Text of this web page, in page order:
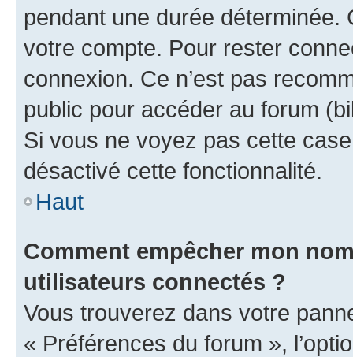
pendant une durée déterminée.
votre compte. Pour rester
connexion. Ce n’est pas
public pour accéder au forum
Si vous ne voyez pas cette
désactivé cette fonctionnalité.
Haut
Comment empêcher mon
utilisateurs connectés ?
Vous trouverez dans votre
« Préférences du forum »,